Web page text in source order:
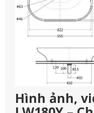
Hình ảnh,